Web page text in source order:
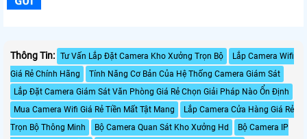
Thông Tin: Tư Vấn Lắp Đặt Camera Kho Xưởng Trọn Bộ
Lắp Camera Wifi
Giá Rẻ Chính Hãng
Tính Năng Cơ Bản Của Hệ Thống Camera Giám Sát
Lắp Đặt Camera Giám Sát Văn Phòng Giá Rẻ Chọn Giải Pháp Nào Ổn Định
Mua Camera Wifi Giá Rẻ Tiền Mất Tật Mang
Lắp Camera Cửa Hàng Giá Rẻ
Trọn Bộ Thông Minh
Bộ Camera Quan Sát Kho Xưởng Hd
Bộ Camera IP